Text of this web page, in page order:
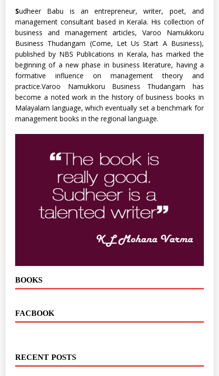
Sudheer Babu is an entrepreneur, writer, poet, and
management consultant based in Kerala. His collection of
business and management articles, Varoo Namukkoru
Business Thudangam (Come, Let Us Start A Business),
published by NBS Publications in Kerala, has marked the
beginning of a new phase in business literature, having a
formative influence on management theory and
practice.Varoo Namukkoru Business Thudangam has
become a noted work in the history of business books in
Malayalam language, which eventually set a benchmark for
management books in the regional language.
BOOKS
FACBOOK
RECENT POSTS